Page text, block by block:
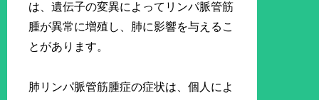
は、遺伝子の変異によってリンパ脈管筋
腫が異常に増殖し、肺に影響を与えるこ
とがあります。
肺リンパ脈管筋腫症の症状は、個人によ